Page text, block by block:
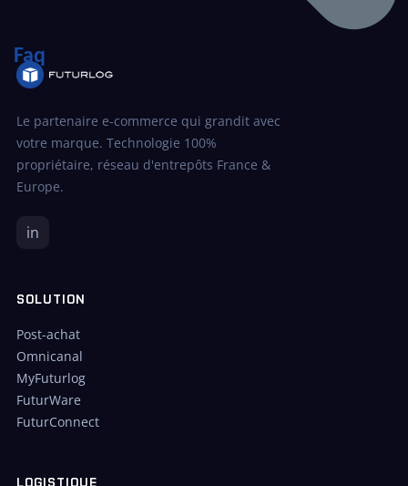
Faq
Le partenaire e-commerce qui grandit avec
votre marque. Technologie 100%
propriétaire, réseau d'entrepôts France &
Europe.
in
SOLUTION
Post-achat
Omnicanal
MyFuturlog
FuturWare
FuturConnect